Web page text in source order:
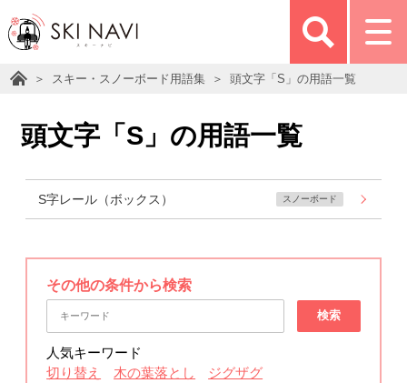
スキー・スノーボード用語集 頭文字「S」の用語一覧
頭文字「S」の用語一覧
S字レール（ボックス） スノーボード
その他の条件から検索
検索
人気キーワード
切り替え
木の葉落とし
ジグザグ